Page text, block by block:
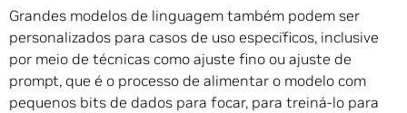
Grandes modelos de linguagem também podem ser
personalizados para casos de uso específicos, inclusive
por meio de técnicas como ajuste fino ou ajuste de
prompt, que é o processo de alimentar o modelo com
pequenos bits de dados para focar, para treiná-lo para